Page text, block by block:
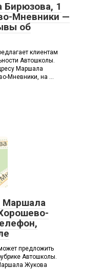
Бирюзова, 1
Мневники —
об
клиентам
Автошколы.
Маршала
Мневники, на ...
Маршала
предложить
Автошколы.
Жукова